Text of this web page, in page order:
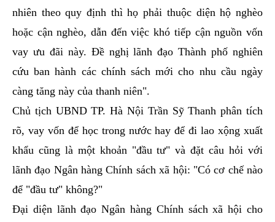
nhiên theo quy định thì họ phải thuộc diện hộ nghèo
hoặc cận nghèo, dẫn đến việc khó tiếp cận nguồn vốn
vay ưu đãi này. Đề nghị lãnh đạo Thành phố nghiên
cứu ban hành các chính sách mới cho nhu cầu ngày
càng tăng này của thanh niên".
Chủ tịch UBND TP. Hà Nội Trần Sỹ Thanh phân tích
rõ, vay vốn để học trong nước hay để đi lao xộng xuất
khẩu cũng là một khoản "đầu tư" và đặt câu hỏi với
lãnh đạo Ngân hàng Chính sách xã hội: "Có cơ chế nào
để "đầu tư" không?"
Đại diện lãnh đạo Ngân hàng Chính sách xã hội cho